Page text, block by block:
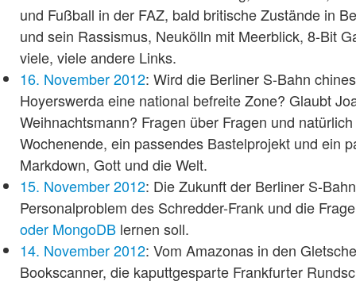
und Fußball in der FAZ, bald britische Zustände in
und sein Rassismus, Neukölln mit Meerblick, 8-Bit
viele, viele andere Links.
16. November 2012: Wird die Berliner S-Bahn
Hoyerswerda eine national befreite Zone? Glaubt
Weihnachtsmann? Fragen über Fragen und
Wochenende, ein passendes Bastelprojekt und ein
Markdown, Gott und die Welt.
15. November 2012: Die Zukunft der Berliner S-
Personalproblem des Schredder-Frank und die
oder MongoDB lernen soll.
14. November 2012: Vom Amazonas in den
Bookscanner, die kaputtgesparte Frankfurter